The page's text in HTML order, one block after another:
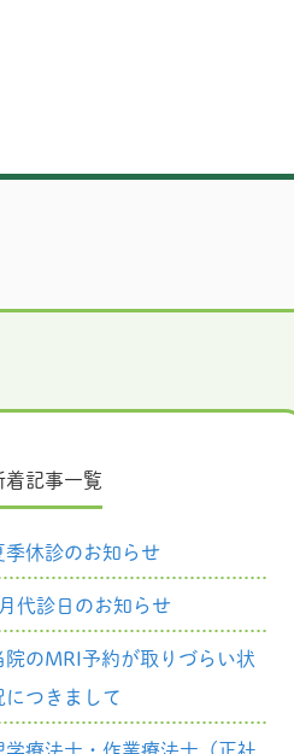
着記事一覧
季休診のお知らせ
代診日のお知らせ
院のMRI予約が取りづらい状
につきまして